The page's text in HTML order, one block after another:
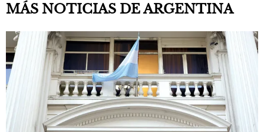
MÁS NOTICIAS DE ARGENTINA